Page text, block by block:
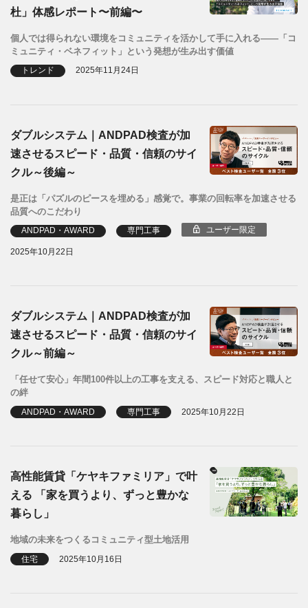
杜」体感レポート〜前編〜
個人では得られない環境をコミュニティを活かして手に入れる――「コ
ミュニティ・ベネフィット」という発想が生み出す価値
トレンド 2025年11月24日
ダブルシステム｜ANDPAD検査が加
速させるスピード・品質・信頼のサイ
クル～後編～
是正は「パズルのピースを埋める」感覚で。事業の回転率を加速させる
品質へのこだわり
ANDPAD・AWARD 専門工事 ユーザー限定
2025年10月22日
ダブルシステム｜ANDPAD検査が加
速させるスピード・品質・信頼のサイ
クル～前編～
「任せて安心」年間100件以上の工事を支える、スピード対応と職人と
の絆
ANDPAD・AWARD 専門工事 2025年10月22日
高性能賃貸「ケヤキファミリア」で叶
える 「家を買うより、ずっと豊かな
暮らし」
地域の未来をつくるコミュニティ型土地活用
住宅 2025年10月16日